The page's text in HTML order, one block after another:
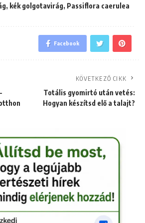
, kék golgotavirág, Passiflora caerulea
Facebook
KÖVETKEZŐ CIKK
Totális gyomirtó után vetés:
Hogyan készítsd elő a talajt?